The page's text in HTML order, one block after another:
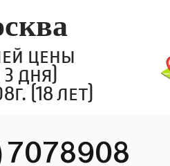
цены
дня)
(18 лет)